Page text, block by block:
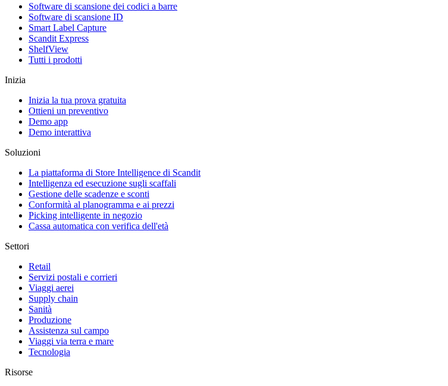
Software di scansione dei codici a barre
Software di scansione ID
Smart Label Capture
Scandit Express
ShelfView
Tutti i prodotti
Inizia
Inizia la tua prova gratuita
Ottieni un preventivo
Demo app
Demo interattiva
Soluzioni
La piattaforma di Store Intelligence di Scandit
Intelligenza ed esecuzione sugli scaffali
Gestione delle scadenze e sconti
Conformità al planogramma e ai prezzi
Picking intelligente in negozio
Cassa automatica con verifica dell'età
Settori
Retail
Servizi postali e corrieri
Viaggi aerei
Supply chain
Sanità
Produzione
Assistenza sul campo
Viaggi via terra e mare
Tecnologia
Risorse